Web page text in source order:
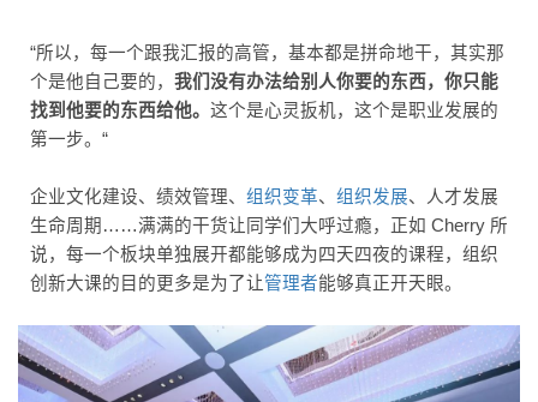
“所以，每一个跟我汇报的高管，基本都是拼命地干，其实那
个是他自己要的， 我们没有办法给别人你要的东西，你只能
找到他要的东西给他。 这个是心灵扳机，这个是职业发展的
第一步。“
企业文化建设、绩效管理、 组织变革、 组织发展、人才发展
生命周期……满满的干货让同学们大呼过瘾，正如 Cherry 所
说，每一个板块单独展开都能够成为四天四夜的课程，组织
创新大课的目的更多是为了让管理者能够真正开天眼。